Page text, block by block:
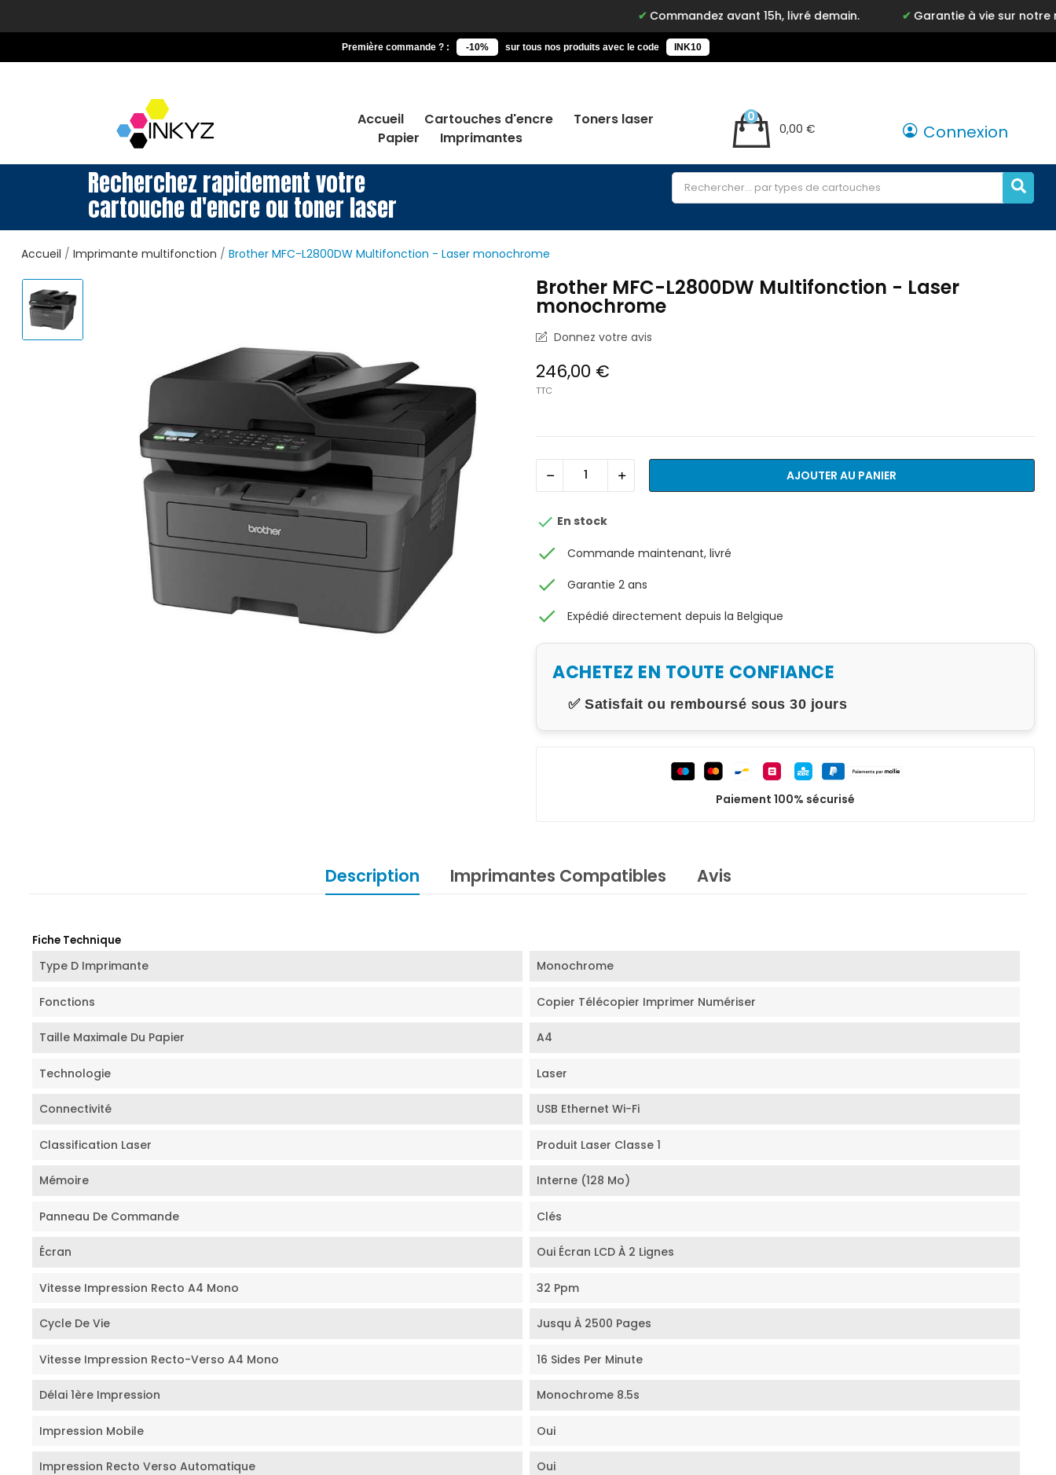
Commandez avant 15h, livré demain. Garantie à vie sur notre marque
Première commande ? : -10% sur tous nos produits avec le code INK10
Accueil Cartouches d'encre
Toners laser
Papier
Imprimantes
0,00 €
0
Connexion
Recherchez rapidement votre
cartouche d'encre ou toner laser
Accueil Imprimante multifonction Brother MFC-L2800DW Multifonction - Laser monochrome
Brother MFC-L2800DW Multifonction - Laser
monochrome
Donnez votre avis
246,00 €
TTC
AJOUTER AU PANIER
 En stock
check Commande maintenant, livré
check Garantie 2 ans
check Expédié directement depuis la Belgique
ACHETEZ EN TOUTE CONFIANCE
✅ Satisfait ou remboursé sous 30 jours
Paiement 100% sécurisé
Description Imprimantes Compatibles Avis
Fiche Technique
Type D Imprimante Monochrome
Fonctions Copier Télécopier Imprimer Numériser
Taille Maximale Du Papier A4
Technologie Laser
Connectivité USB Ethernet Wi-Fi
Classification Laser Produit Laser Classe 1
Mémoire Interne (128 Mo)
Panneau De Commande Clés
Écran Oui Écran LCD À 2 Lignes
Vitesse Impression Recto A4 Mono 32 Ppm
Cycle De Vie Jusqu À 2500 Pages
Vitesse Impression Recto-Verso A4 Mono 16 Sides Per Minute
Délai 1ère Impression Monochrome 8.5s
Impression Mobile Oui
Impression Recto Verso Automatique Oui